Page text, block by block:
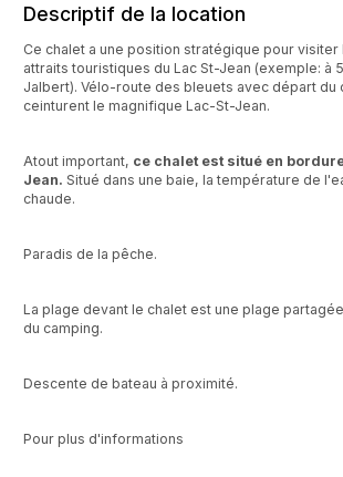
Descriptif de la location
Ce chalet a une position stratégique pour visiter
attraits touristiques du Lac St-Jean (exemple: à
Jalbert). Vélo-route des bleuets avec départ du
ceinturent le magnifique Lac-St-Jean.
Atout important, ce chalet est situé en
Jean. Situé dans une baie, la température de
chaude.
Paradis de la pêche.
La plage devant le chalet est une plage
du camping.
Descente de bateau à proximité.
Pour plus d'informations